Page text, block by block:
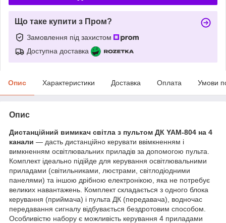
Що таке купити з Пром?
Замовлення під захистом
Доступна доставка
Опис Характеристики Доставка Оплата Умови
Опис
Дистанційний вимикач світла з пультом ДК YAM-804 на 4
канали — дасть дистанційно керувати ввімкненням і
вимкненням освітлювальних приладів за допомогою пульта.
Комплект ідеально підійде для керування освітлювальними
приладами (світильниками, люстрами, світлодіодними
панелями) та іншою дрібною електронікою, яка не потребує
великих навантажень. Комплект складається з одного блока
керування (приймача) і пульта ДК (передавача), водночас
передавання сигналу відбувається бездротовим способом.
Особливістю набору є можливість керування 4 приладами